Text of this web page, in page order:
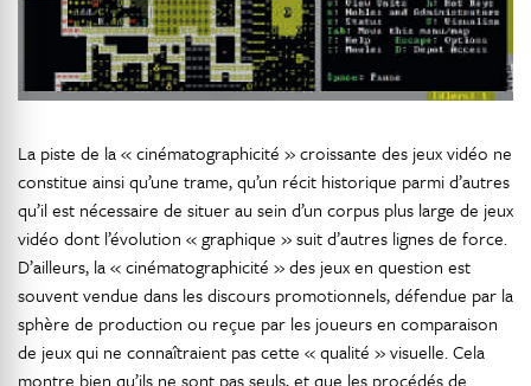
La piste de la « cinématographicité » croissante des jeux vidéo ne
constitue ainsi qu’une trame, qu’un récit historique parmi d’autres
qu’il est nécessaire de situer au sein d’un corpus plus large de jeux
vidéo dont l’évolution « graphique » suit d’autres lignes de force.
D’ailleurs, la « cinématographicité » des jeux en question est
souvent vendue dans les discours promotionnels, défendue par la
sphère de production ou reçue par les joueurs en comparaison
de jeux qui ne connaîtraient pas cette « qualité » visuelle. Cela
montre bien qu’ils ne sont pas seuls, et que les procédés de